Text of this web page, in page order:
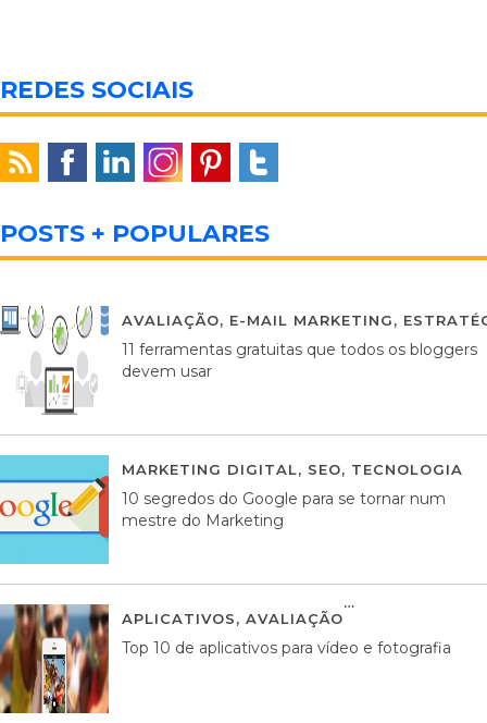
REDES SOCIAIS
POSTS + POPULARES
AVALIAÇÃO, E-MAIL MARKETING,
11 ferramentas gratuitas que todos os bloggers
devem usar
MARKETING DIGITAL, SEO, TECNOLOGIA
10 segredos do Google para se tornar num
mestre do Marketing
APLICATIVOS, AVALIAÇÃO
Top 10 de aplicativos para vídeo e fotografia